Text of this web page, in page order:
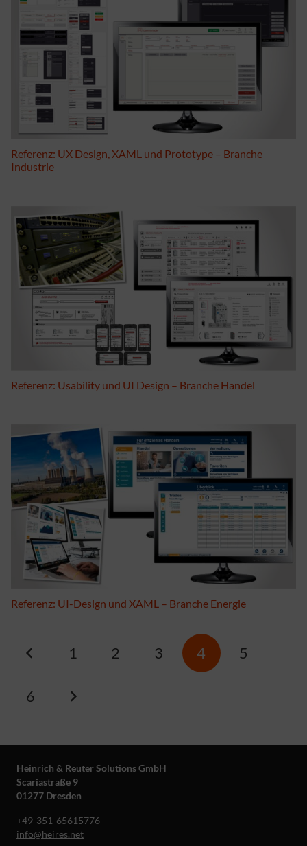
Referenz: UX Design, XAML und Prototype – Branche
Industrie
Referenz: Usability und UI Design – Branche Handel
Referenz: UI-Design und XAML – Branche Energie
1 2 3 4 5
6
Heinrich & Reuter Solutions GmbH
Scariastraße 9
01277 Dresden
+49-351-65615776
info@heires.net